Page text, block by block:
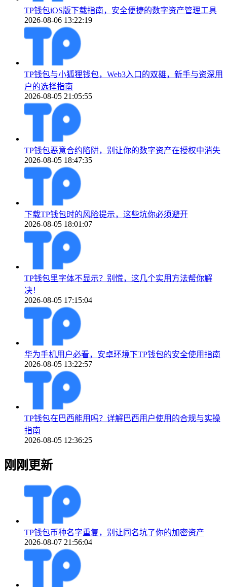
TP钱包iOS版下载指南，安全便捷的数字资产管理工具
2026-08-06 13:22:19
TP钱包与小狐狸钱包，Web3入口的双雄，新手与资深用
户的选择指南
2026-08-05 21:05:55
TP钱包恶意合约陷阱，别让你的数字资产在授权中消失
2026-08-05 18:47:35
下载TP钱包时的风险提示，这些坑你必须避开
2026-08-05 18:01:07
TP钱包里字体不显示？别慌，这几个实用方法帮你解
决！
2026-08-05 17:15:04
华为手机用户必看，安卓环境下TP钱包的安全使用指南
2026-08-05 13:22:57
TP钱包在巴西能用吗？详解巴西用户使用的合规与实操
指南
2026-08-05 12:36:25
刚刚更新
TP钱包币种名字重复，别让同名坑了你的加密资产
2026-08-07 21:56:04